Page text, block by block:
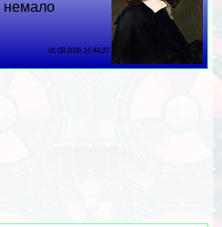
немало
01 08 2026 16:44:22